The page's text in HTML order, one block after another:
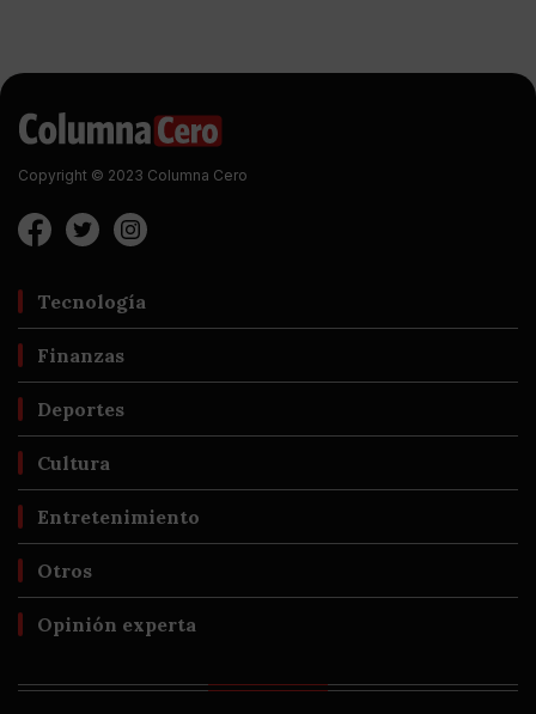
Copyright © 2023 Columna Cero
Tecnología
Finanzas
Deportes
Cultura
Entretenimiento
Otros
Opinión experta